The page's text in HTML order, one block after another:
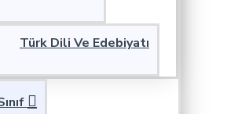
Türk Dili Ve Edebiyatı